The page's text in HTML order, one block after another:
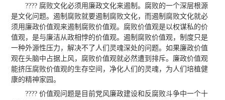
???? 腐败文化必须用廉政文化来遏制。腐败的一个深层根源
是文化问题。遏制腐败就要遏制腐败文化，而遏制腐败文化就必
须用廉政价值观来遏制腐败价值观。腐败价值观是以权谋私的价
值观，是与廉洁从政相悖的价值观。遏制腐败价值观，制度只是
一种外源性压力，解决不了人们灵魂深处的问题。如果廉政价值
观在头脑中占据上风，腐败价值观就必然遭到排斥。廉政价值观
能挤压腐败价值观的生存空间，净化人们的灵魂，为人们培植健
康的精神家园。
???? 价值观问题是目前党风廉政建设和反腐败斗争中一个十